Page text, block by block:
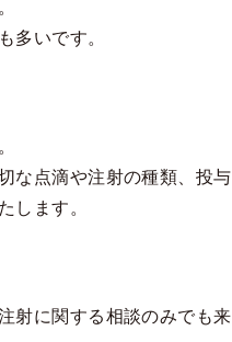
多いです。
な点滴や注射の種類、投与
します。
射に関する相談のみでも来